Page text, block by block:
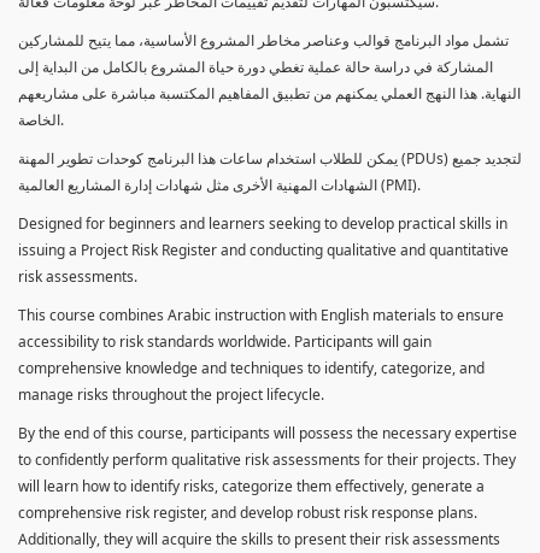
تشمل مواد البرنامج قوالب وعناصر مخاطر المشروع الأساسية، مما يتيح للمشاركين
المشاركة في دراسة حالة عملية تغطي دورة حياة المشروع بالكامل من البداية إلى
النهاية. هذا النهج العملي يمكنهم من تطبيق المفاهيم المكتسبة مباشرة على مشاريعهم
الخاصة.
يمكن للطلاب استخدام ساعات هذا البرنامج كوحدات تطوير المهنة (PDUs) لتجديد جميع
الشهادات المهنية الأخرى مثل شهادات إدارة المشاريع العالمية (PMI).
Designed for beginners and learners seeking to develop practical skills in
issuing a Project Risk Register and conducting qualitative and quantitative
risk assessments.
This course combines Arabic instruction with English materials to ensure
accessibility to risk standards worldwide. Participants will gain
comprehensive knowledge and techniques to identify, categorize, and
manage risks throughout the project lifecycle.
By the end of this course, participants will possess the necessary expertise
to confidently perform qualitative risk assessments for their projects. They
will learn how to identify risks, categorize them effectively, generate a
comprehensive risk register, and develop robust risk response plans.
Additionally, they will acquire the skills to present their risk assessments